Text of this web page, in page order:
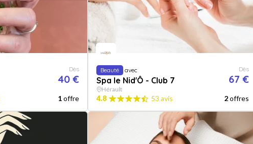
Dès
40 €
1offre
Beauté avec
Spa le Nid'Ô - Club 7
Dès
67 €
Hérault
4.8 53 avis 2offres